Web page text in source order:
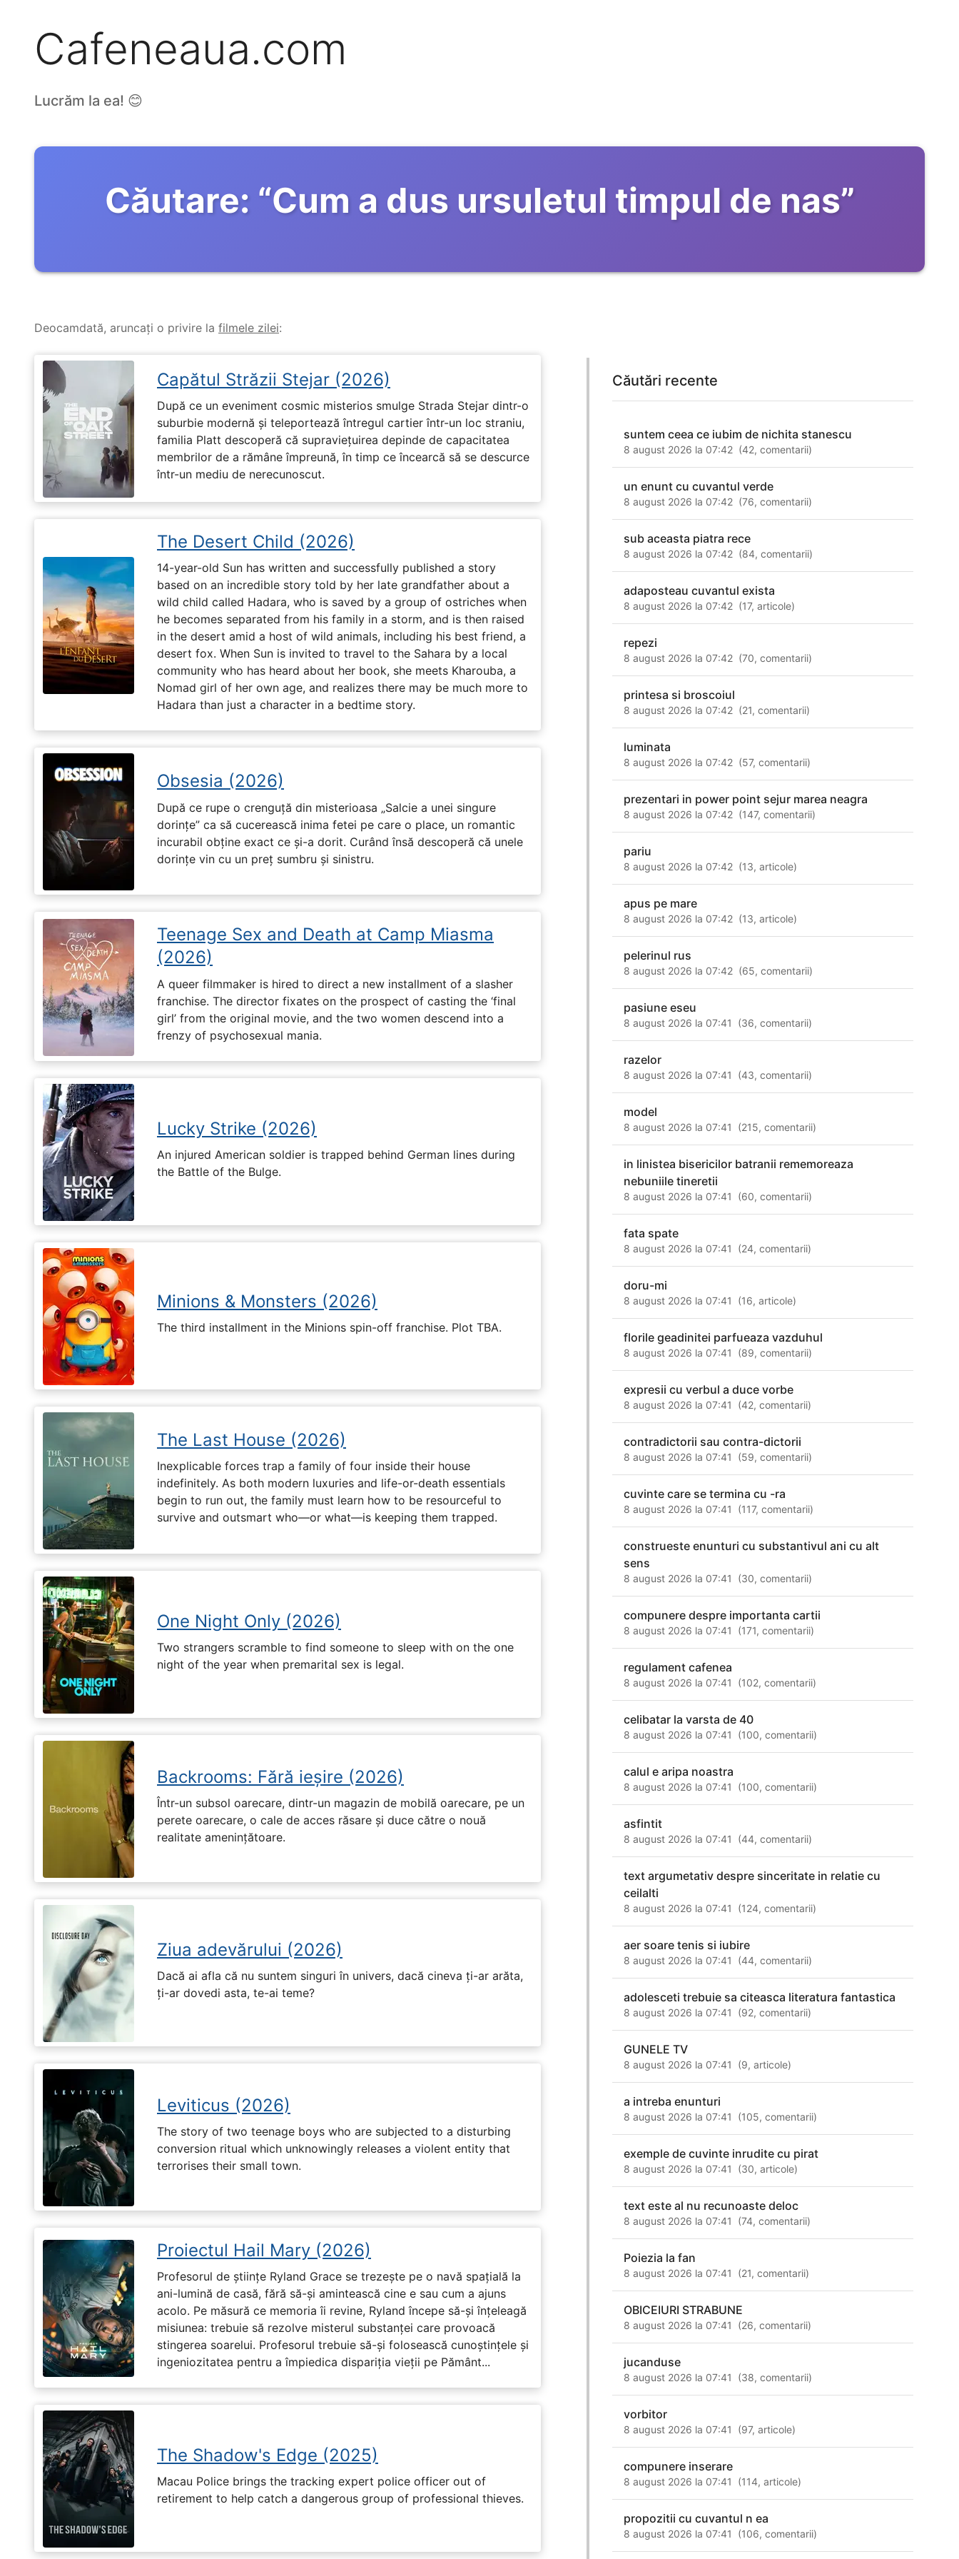
Cafeneaua.com
Lucrăm la ea! 😊
Căutare: “Cum a dus ursuletul timpul de nas”
Deocamdată, aruncați o privire la filmele zilei:
Capătul Străzii Stejar (2026)
După ce un eveniment cosmic misterios smulge Strada Stejar dintr-o
suburbie modernă și teleportează întregul cartier într-un loc straniu,
familia Platt descoperă că supraviețuirea depinde de capacitatea
membrilor de a rămâne împreună, în timp ce încearcă să se descurce
într-un mediu de nerecunoscut.
The Desert Child (2026)
14-year-old Sun has written and successfully published a story
based on an incredible story told by her late grandfather about a
wild child called Hadara, who is saved by a group of ostriches when
he becomes separated from his family in a storm, and is then raised
in the desert amid a host of wild animals, including his best friend, a
desert fox. When Sun is invited to travel to the Sahara by a local
community who has heard about her book, she meets Kharouba, a
Nomad girl of her own age, and realizes there may be much more to
Hadara than just a character in a bedtime story.
Obsesia (2026)
După ce rupe o crenguță din misterioasa „Salcie a unei singure
dorințe” ca să cucerească inima fetei pe care o place, un romantic
incurabil obține exact ce și-a dorit. Curând însă descoperă că unele
dorințe vin cu un preț sumbru și sinistru.
Teenage Sex and Death at Camp Miasma
(2026)
A queer filmmaker is hired to direct a new installment of a slasher
franchise. The director fixates on the prospect of casting the ‘final
girl’ from the original movie, and the two women descend into a
frenzy of psychosexual mania.
Lucky Strike (2026)
An injured American soldier is trapped behind German lines during
the Battle of the Bulge.
Minions & Monsters (2026)
The third installment in the Minions spin-off franchise. Plot TBA.
The Last House (2026)
Inexplicable forces trap a family of four inside their house
indefinitely. As both modern luxuries and life-or-death essentials
begin to run out, the family must learn how to be resourceful to
survive and outsmart who—or what—is keeping them trapped.
One Night Only (2026)
Two strangers scramble to find someone to sleep with on the one
night of the year when premarital sex is legal.
Backrooms: Fără ieșire (2026)
Într-un subsol oarecare, dintr-un magazin de mobilă oarecare, pe un
perete oarecare, o cale de acces răsare și duce către o nouă
realitate amenințătoare.
Ziua adevărului (2026)
Dacă ai afla că nu suntem singuri în univers, dacă cineva ți-ar arăta,
ți-ar dovedi asta, te-ai teme?
Leviticus (2026)
The story of two teenage boys who are subjected to a disturbing
conversion ritual which unknowingly releases a violent entity that
terrorises their small town.
Proiectul Hail Mary (2026)
Profesorul de științe Ryland Grace se trezește pe o navă spațială la
ani-lumină de casă, fără să-și amintească cine e sau cum a ajuns
acolo. Pe măsură ce memoria îi revine, Ryland începe să-și înțeleagă
misiunea: trebuie să rezolve misterul substanței care provoacă
stingerea soarelui. Profesorul trebuie să-și folosească cunoștințele și
ingeniozitatea pentru a împiedica dispariția vieții pe Pământ...
The Shadow's Edge (2025)
Macau Police brings the tracking expert police officer out of
retirement to help catch a dangerous group of professional thieves.
Căutări recente
suntem ceea ce iubim de nichita stanescu
8 august 2026 la 07:42 (42,comentarii)
un enunt cu cuvantul verde
8 august 2026 la 07:42 (76,comentarii)
sub aceasta piatra rece
8 august 2026 la 07:42 (84,comentarii)
adaposteau cuvantul exista
8 august 2026 la 07:42 (17,articole)
repezi
8 august 2026 la 07:42 (70,comentarii)
printesa si broscoiul
8 august 2026 la 07:42 (21,comentarii)
luminata
8 august 2026 la 07:42 (57,comentarii)
prezentari in power point sejur marea neagra
8 august 2026 la 07:42 (147,comentarii)
pariu
8 august 2026 la 07:42 (13,articole)
apus pe mare
8 august 2026 la 07:42 (13,articole)
pelerinul rus
8 august 2026 la 07:42 (65,comentarii)
pasiune eseu
8 august 2026 la 07:41 (36,comentarii)
razelor
8 august 2026 la 07:41 (43,comentarii)
model
8 august 2026 la 07:41 (215,comentarii)
in linistea bisericilor batranii rememoreaza
nebuniile tineretii
8 august 2026 la 07:41 (60,comentarii)
fata spate
8 august 2026 la 07:41 (24,comentarii)
doru-mi
8 august 2026 la 07:41 (16,articole)
florile geadinitei parfueaza vazduhul
8 august 2026 la 07:41 (89,comentarii)
expresii cu verbul a duce vorbe
8 august 2026 la 07:41 (42,comentarii)
contradictorii sau contra-dictorii
8 august 2026 la 07:41 (59,comentarii)
cuvinte care se termina cu -ra
8 august 2026 la 07:41 (117,comentarii)
construeste enunturi cu substantivul ani cu alt
sens
8 august 2026 la 07:41 (30,comentarii)
compunere despre importanta cartii
8 august 2026 la 07:41 (171,comentarii)
regulament cafenea
8 august 2026 la 07:41 (102,comentarii)
celibatar la varsta de 40
8 august 2026 la 07:41 (100,comentarii)
calul e aripa noastra
8 august 2026 la 07:41 (100,comentarii)
asfintit
8 august 2026 la 07:41 (44,comentarii)
text argumetativ despre sinceritate in relatie cu
ceilalti
8 august 2026 la 07:41 (124,comentarii)
aer soare tenis si iubire
8 august 2026 la 07:41 (44,comentarii)
adolesceti trebuie sa citeasca literatura fantastica
8 august 2026 la 07:41 (92,comentarii)
GUNELE TV
8 august 2026 la 07:41 (9,articole)
a intreba enunturi
8 august 2026 la 07:41 (105,comentarii)
exemple de cuvinte inrudite cu pirat
8 august 2026 la 07:41 (30,articole)
text este al nu recunoaste deloc
8 august 2026 la 07:41 (74,comentarii)
Poiezia la fan
8 august 2026 la 07:41 (21,comentarii)
OBICEIURI STRABUNE
8 august 2026 la 07:41 (26,comentarii)
jucanduse
8 august 2026 la 07:41 (38,comentarii)
vorbitor
8 august 2026 la 07:41 (97,articole)
compunere inserare
8 august 2026 la 07:41 (114,articole)
propozitii cu cuvantul n ea
8 august 2026 la 07:41 (106,comentarii)